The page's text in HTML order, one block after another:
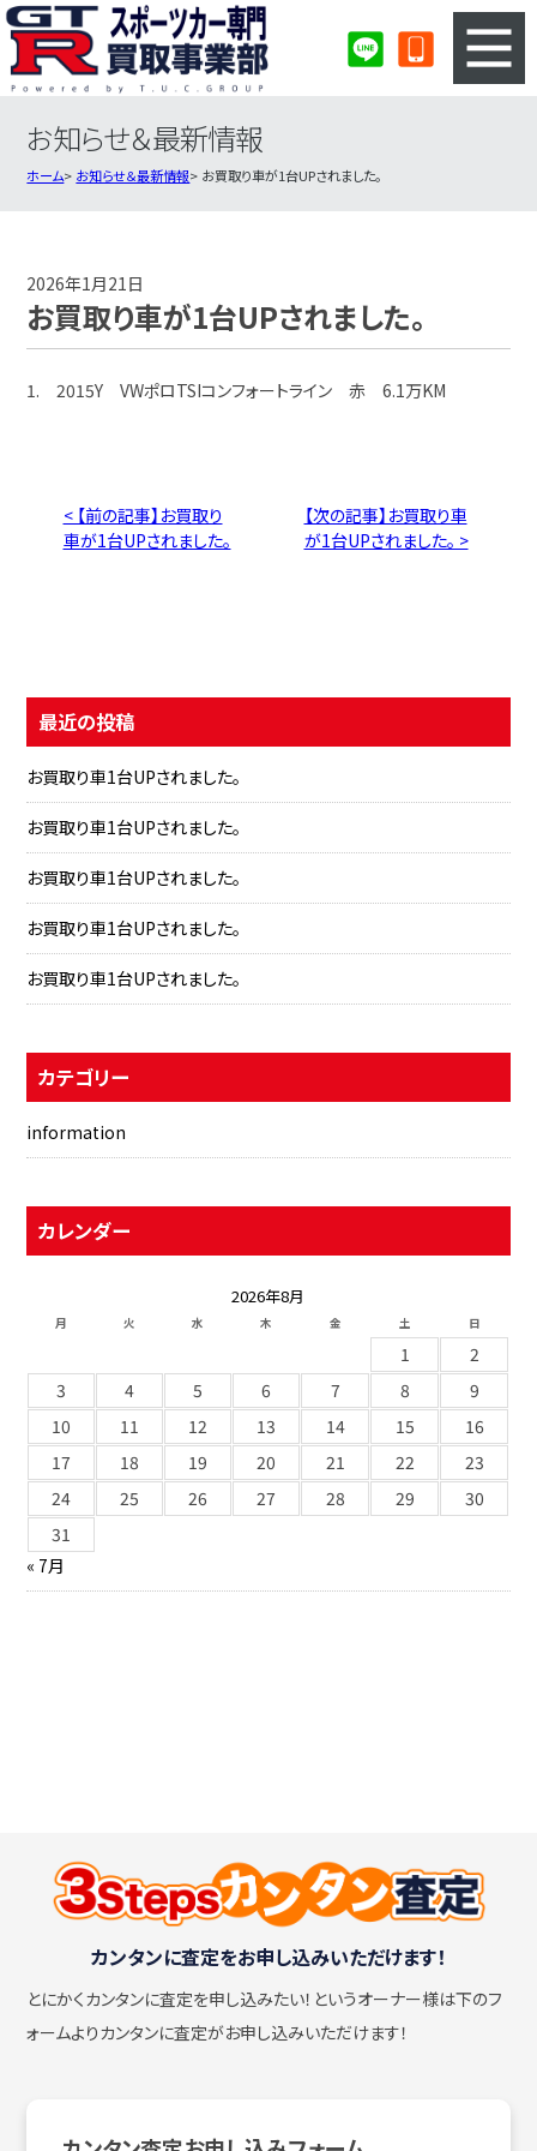
3ステップのカンタン査定
スポーツカー買取実績
お知らせ＆最新情報
ホーム お知らせ＆最新情報 お買取り車が1台UPされました。
2026年1月21日
お買取り車が1台UPされました。
1. 2015Y VWポロTSIコンフォートライン 赤 6.1万KM
< 【前の記事】お買取り
車が1台UPされました。
【次の記事】お買取り車
が1台UPされました。 >
最近の投稿
お買取り車1台UPされました。
お買取り車1台UPされました。
お買取り車1台UPされました。
お買取り車1台UPされました。
お買取り車1台UPされました。
カテゴリー
information
カレンダー
2026年8月
月 火 水 木 金 土 日
1
2
3
4 5 6 7 8
9
10
11 12 13 14 15
16
17
18 19 20 21 22
23
24
25 26 27 28 29
30
31
« 7月
カンタンに査定をお申し込みいただけます！
とにかくカンタンに査定を申し込みたい！ というオーナー様は下のフ
ォームよりカンタンに査定がお申し込みいただけます！